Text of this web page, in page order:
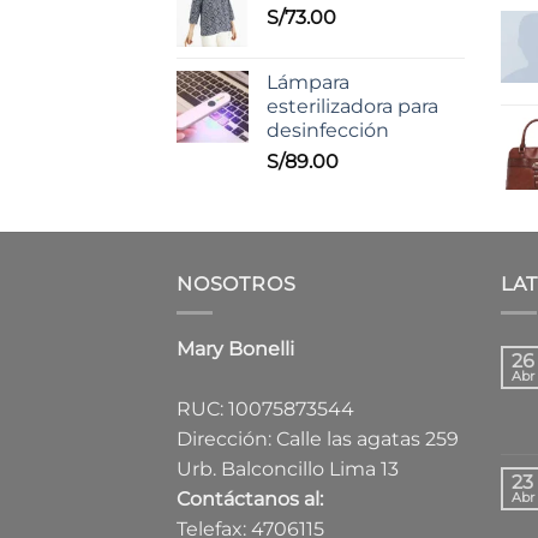
S/73.00
Lámpara
esterilizadora para
desinfección
S/89.00
NOSOTROS
Mary Bonelli
RUC: 10075873544
Dirección: Calle las agatas 259
Urb. Balconcillo Lima 13
Contáctanos al:
Telefax: 4706115
26
Abr
23
Abr